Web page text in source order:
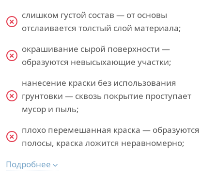
слишком густой состав — от основы
отслаивается толстый слой материала;
окрашивание сырой поверхности —
образуются невысыхающие участки;
нанесение краски без использования
грунтовки — сквозь покрытие проступает
мусор и пыль;
плохо перемешанная краска — образуются
полосы, краска ложится неравномерно;
Подробнее